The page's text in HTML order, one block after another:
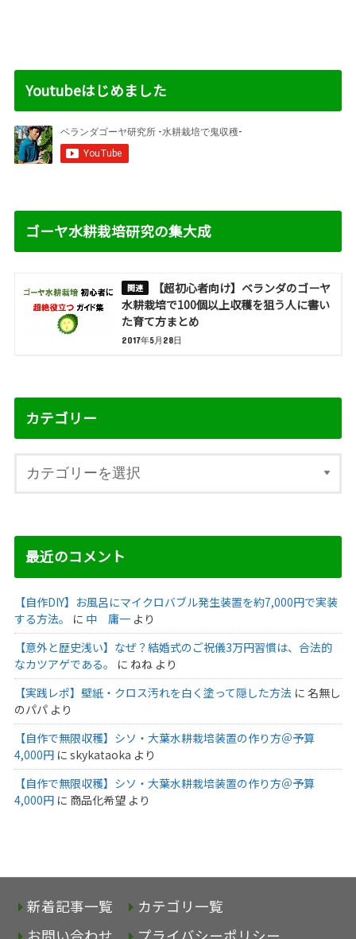
Youtubeはじめました
ゴーヤ水耕栽培研究の集大成
【超初心者向け】ベランダのゴーヤ
水耕栽培で100個以上収穫を狙う人に書い
た育て方まとめ
2017年5月28日
カテゴリー
最近のコメント
【自作DIY】お風呂にマイクロバブル発生装置を約7,000円で実装
する方法。
に 中 庸一より
【意外と歴史浅い】なぜ？結婚式のご祝儀3万円習慣は、合法的
なカツアゲである。
に ねねより
【実践レポ】壁紙・クロス汚れを白く塗って隠した方法 に 名無し
のパパより
【自作で無限収穫】シソ・大葉水耕栽培装置の作り方＠予算
4,000円に skykataoka より
【自作で無限収穫】シソ・大葉水耕栽培装置の作り方＠予算
4,000円に 商品化希望より
新着記事一覧
カテゴリ一覧